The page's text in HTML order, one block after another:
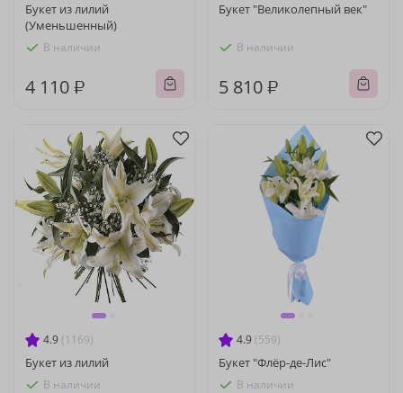
Букет из лилий
(Уменьшенный)
В наличии
4 110 ₽
Букет "Великолепный век"
В наличии
5 810 ₽
4.9 (1169)
Букет из лилий
В наличии
4.9 (559)
Букет "Флёр-де-Лис"
В наличии